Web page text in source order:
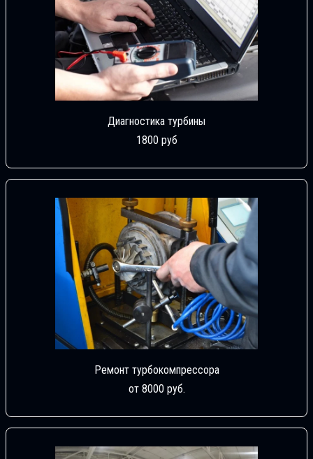
Диагностика турбины
1800 руб
Ремонт турбокомпрессора
от 8000 руб.